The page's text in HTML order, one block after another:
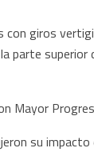
con giros
parte superior
Mayor
su impacto